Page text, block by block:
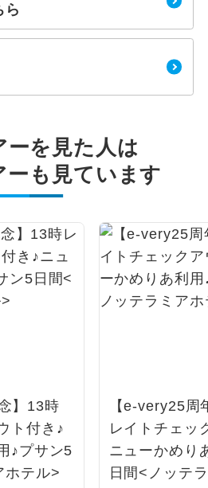
ら
ーを見た人は
ーも見ています
】13時
ト付き♪
♪プサン5
ホテル>
【e-very25周
レイトチェッ
ニューかめり
日間<ノッテ